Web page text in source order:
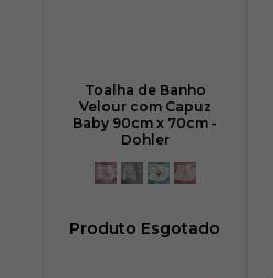
Toalha de Banho
Velour com Capuz
Baby 90cm x 70cm -
Dohler
Produto Esgotado